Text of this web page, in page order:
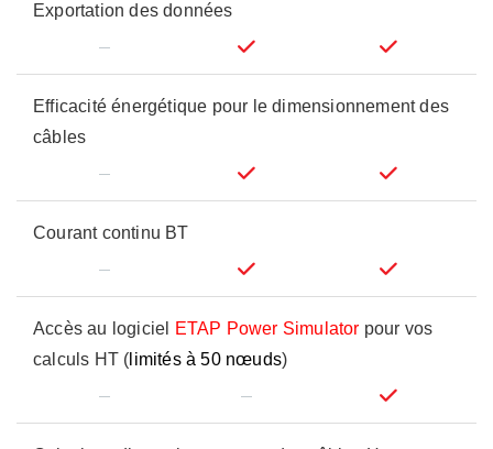
Exportation des données
Efficacité énergétique pour le dimensionnement des
câbles
Courant continu BT
Accès au logiciel ETAP Power Simulator pour vos
calculs HT ( limités à 50 nœuds)